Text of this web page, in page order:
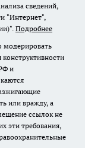
сведений,
"Интернет",
Подробнее
модерировать
и
или вражду, а
ссылок не
эти требования,